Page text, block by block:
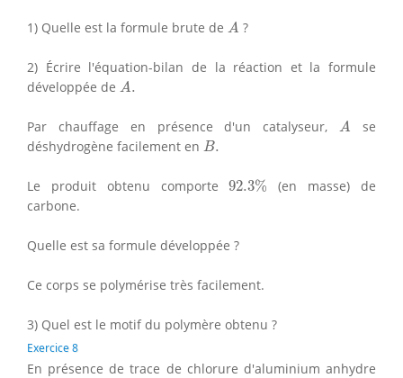
1) Quelle est la formule brute de A
A ?
2) Écrire l'équation-bilan de la réaction et la formule
développée de A.
A
Par chauffage en présence d'un catalyseur,A
A
se
déshydrogène facilement en B.
B.
Le produit obtenu comporte92.3%
92.3%
(en masse) de
carbone.
Quelle est sa formule développée ?
Ce corps se polymérise très facilement.
3) Quel est le motif du polymère obtenu ?
Exercice 8
En présence de trace de chlorure d'aluminium anhydre